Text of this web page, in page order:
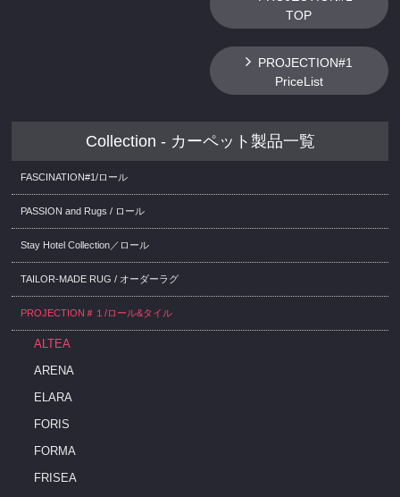
TOP
PROJECTION#1
PriceList
Collection - カーペット製品一覧
FASCINATION#1/ロール
PASSION and Rugs / ロール
Stay Hotel Collection／ロール
TAILOR-MADE RUG / オーダーラグ
PROJECTION＃１/ロール&タイル
ALTEA
ARENA
ELARA
FORIS
FORMA
FRISEA